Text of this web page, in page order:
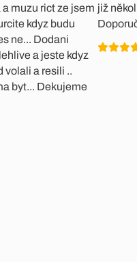
muzu rict ze jsem
kdyz budu
ne... Dodani
a jeste kdyz
volali a resili ..
byt... Dekujeme
již